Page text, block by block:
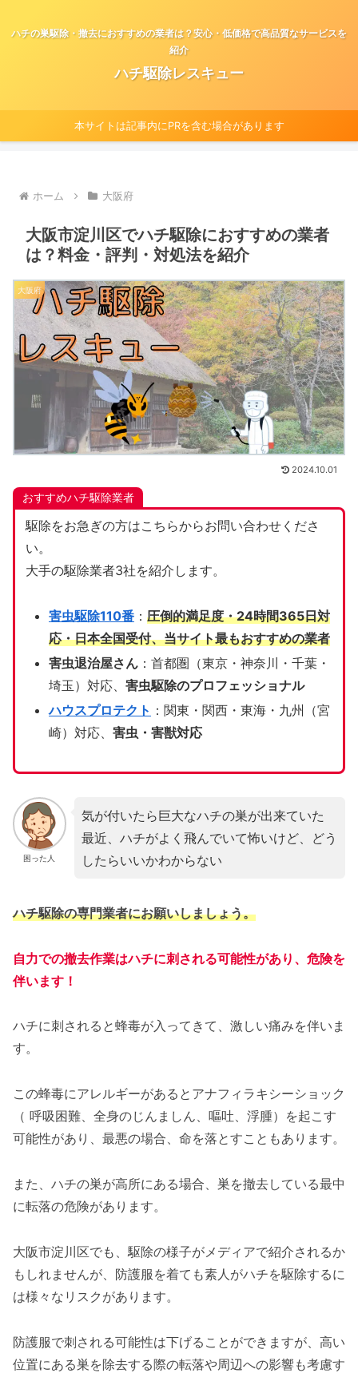
ハチの巣駆除・撤去におすすめの業者は？安心・低価格で高品質なサービスを
紹介
ハチ駆除レスキュー
本サイトは記事内にPRを含む場合があります
ホーム 大阪府
大阪市淀川区でハチ駆除におすすめの業者
は？料金・評判・対処法を紹介
大阪府
2024.10.01
おすすめハチ駆除業者
駆除をお急ぎの方はこちらからお問い合わせくださ
い。
大手の駆除業者3社を紹介します。
害虫駆除110番： 圧倒的満足度・24時間365日対
応・日本全国受付、当サイト最もおすすめの業者
害虫退治屋さん：首都圏（東京・神奈川・千葉・
埼玉）対応、 害虫駆除のプロフェッショナル
ハウスプロテクト ：関東・関西・東海・九州（宮
崎）対応、 害虫・害獣対応
困った人
気が付いたら巨大なハチの巣が出来ていた
最近、ハチがよく飛んでいて怖いけど、どう
したらいいかわからない
ハチ駆除の専門業者にお願いしましょう。
自力での撤去作業はハチに刺される可能性があり、危険を
伴います！
ハチに刺されると蜂毒が入ってきて、激しい痛みを伴いま
す。
この蜂毒にアレルギーがあるとアナフィラキシーショック
（ 呼吸困難、全身のじんましん、嘔吐、浮腫）を起こす
可能性があり、最悪の場合、命を落とすこともあります。
また、ハチの巣が高所にある場合、巣を撤去している最中
に転落の危険があります。
大阪市淀川区でも、駆除の様子がメディアで紹介されるか
もしれませんが、防護服を着ても素人がハチを駆除するに
は様々なリスクがあります。
防護服で刺される可能性は下げることができますが、高い
位置にある巣を除去する際の転落や周辺への影響も考慮す